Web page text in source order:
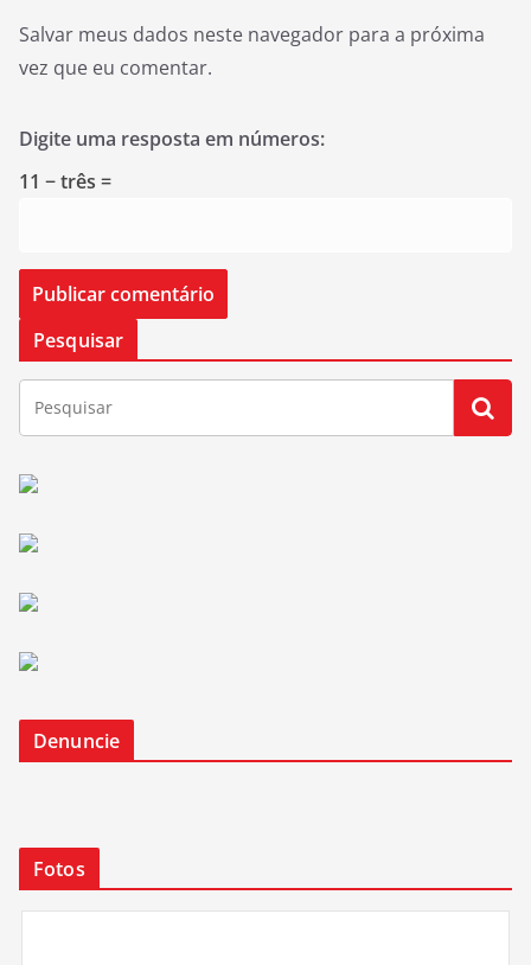
Salvar meus dados neste navegador para a próxima
vez que eu comentar.
Digite uma resposta em números:
11 − três =
Pesquisar
Denuncie
Fotos